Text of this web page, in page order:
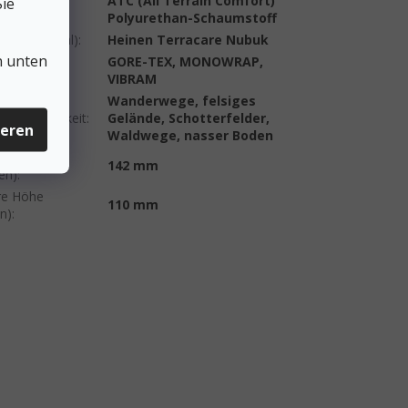
unten
Polyurethan-Schaumstoff
(Material):
Heinen Terracare Nubuk
:
GORE-TEX, MONOWRAP,
VIBRAM
:
Wanderwege, felsiges
Gelände, Schotterfelder,
Waldwege, nasser Boden
Höhe
:
142 mm
Höhe
:
110 mm